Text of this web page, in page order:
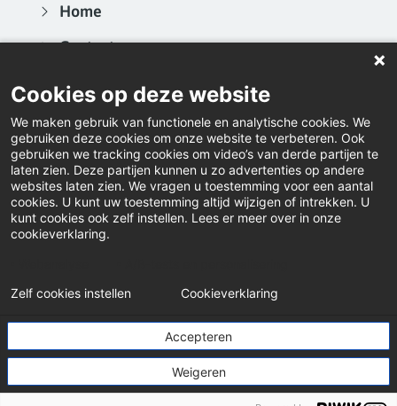
Home
Contact
Actueel
Video's
Inloggen
Downloads
Klacht indienen
© Pensioenfonds Particuliere Beveiliging
Privacystatement
Cookiebeleid
Cookies instellen
Cookies op deze website
We maken gebruik van functionele en analytische cookies. We
gebruiken deze cookies om onze website te verbeteren. Ook
gebruiken we tracking cookies om video’s van derde partijen te
laten zien. Deze partijen kunnen u zo advertenties op andere
websites laten zien. We vragen u toestemming voor een aantal
cookies. U kunt uw toestemming altijd wijzigen of intrekken. U
kunt cookies ook zelf instellen. Lees er meer over in onze
cookieverklaring.
Accepteren
Weigeren
Zelf cookies instellen Cookieverklaring